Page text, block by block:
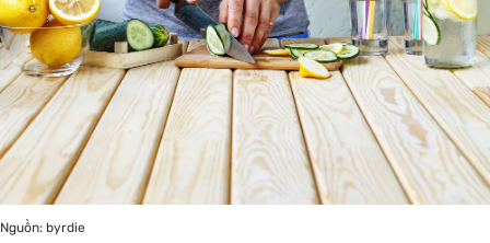
Nguồn: byrdie